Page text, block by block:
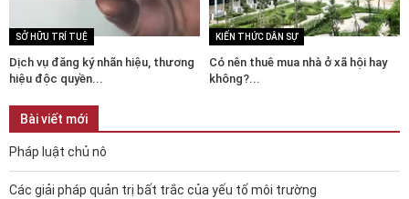
SỞ HỮU TRÍ TUỆ
Dịch vụ đăng ký nhãn hiệu, thương
hiệu độc quyền...
KIẾN THỨC DÂN SỰ
Có nên thuê mua nhà ở xã hội hay
không?...
Bài viết mới
Pháp luật chủ nô
Các giải pháp quản trị bất trắc của yếu tố môi trường